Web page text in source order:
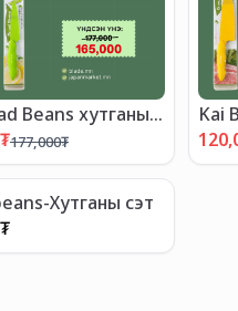
Beans хутганы
БАГЦ-4"
₮177,000₮
Kai
Хутганы сэт
₮